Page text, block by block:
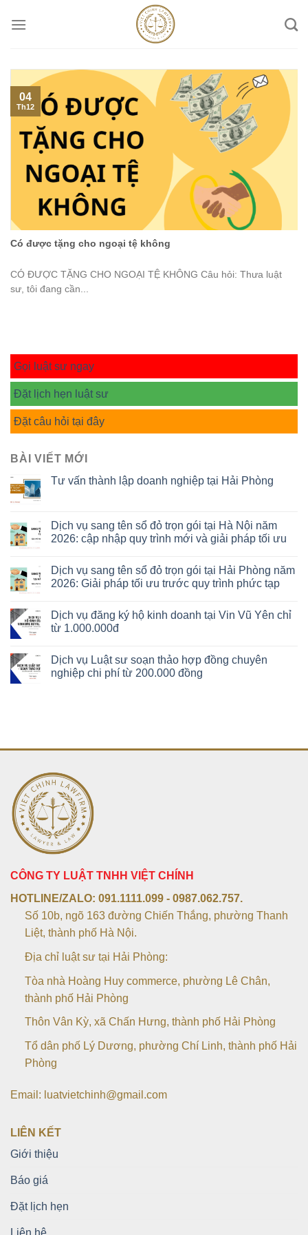
Có được tặng cho ngoại tệ không
CÓ ĐƯỢC TẶNG CHO NGOẠI TỆ KHÔNG Câu hỏi: Thưa luật
sư, tôi đang cần...
04
Th12
Gọi luật sư ngay
Đặt lịch hẹn luật sư
Đặt câu hỏi tại đây
BÀI VIẾT MỚI
Tư vấn thành lập doanh nghiệp tại Hải Phòng
Dịch vụ sang tên sổ đỏ trọn gói tại Hà Nội năm
2026: cập nhập quy trình mới và giải pháp tối ưu
Dịch vụ sang tên sổ đỏ trọn gói tại Hải Phòng năm
2026: Giải pháp tối ưu trước quy trình phức tạp
Dịch vụ đăng ký hộ kinh doanh tại Vin Vũ Yên chỉ
từ 1.000.000đ
Dịch vụ Luật sư soạn thảo hợp đồng chuyên
nghiệp chi phí từ 200.000 đồng
CÔNG TY LUẬT TNHH VIỆT CHÍNH
HOTLINE/ZALO: 091.1111.099 - 0987.062.757.
Số 10b, ngõ 163 đường Chiến Thắng, phường Thanh
Liệt, thành phố Hà Nội.
Địa chỉ luật sư tại Hải Phòng:
Tòa nhà Hoàng Huy commerce, phường Lê Chân,
thành phố Hải Phòng
Thôn Vân Kỳ, xã Chấn Hưng, thành phố Hải Phòng
Tổ dân phố Lý Dương, phường Chí Linh, thành phố Hải
Phòng
Email: luatvietchinh@gmail.com
LIÊN KẾT
Giới thiệu
Báo giá
Đặt lịch hẹn
Liên hệ